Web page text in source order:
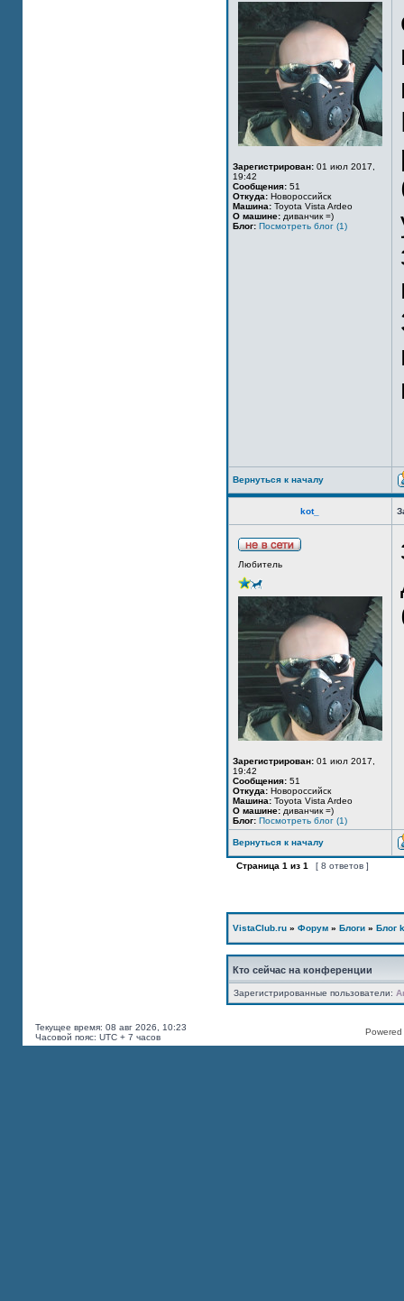
Зарегистрирован: 01 июл 2017,
19:42
Сообщения: 51
Откуда: Новороссийск
Машина: Toyota Vista Ardeo
О машине: диванчик =)
Блог: Посмотреть блог (1)
Вернуться к началу
kot_
Любитель
Зарегистрирован: 01 июл 2017,
19:42
Сообщения: 51
Откуда: Новороссийск
Машина: Toyota Vista Ardeo
О машине: диванчик =)
Блог: Посмотреть блог (1)
Вернуться к началу
Страница 1 из 1 [ 8 ответов ]
VistaClub.ru » Форум » Блоги » Блог
Кто сейчас на конференции
Зарегистрированные пользователи:
Текущее время: 08 авг 2026, 10:23
Часовой пояс: UTC + 7 часов